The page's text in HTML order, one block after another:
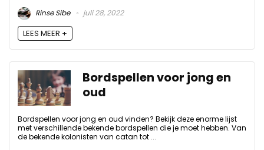
Rinse Sibe
juli 28, 2022
LEES MEER +
Bordspellen voor jong en
oud
Bordspellen voor jong en oud vinden? Bekijk deze enorme lijst
met verschillende bekende bordspellen die je moet hebben. Van
de bekende kolonisten van catan tot ...